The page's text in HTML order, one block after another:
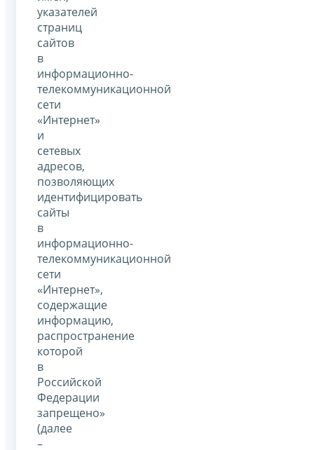
указателей
страниц
сайтов
в
информационно-
телекоммуникационной
сети
«Интернет»
и
сетевых
адресов,
позволяющих
идентифицировать
сайты
в
информационно-
телекоммуникационной
сети
«Интернет»,
содержащие
информацию,
распространение
которой
в
Российской
Федерации
запрещено»
(далее
–